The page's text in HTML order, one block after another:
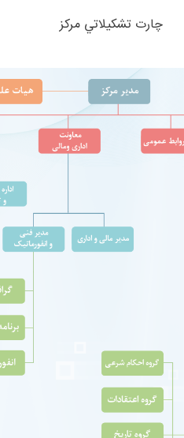
چارت تشكيلاتي مركز